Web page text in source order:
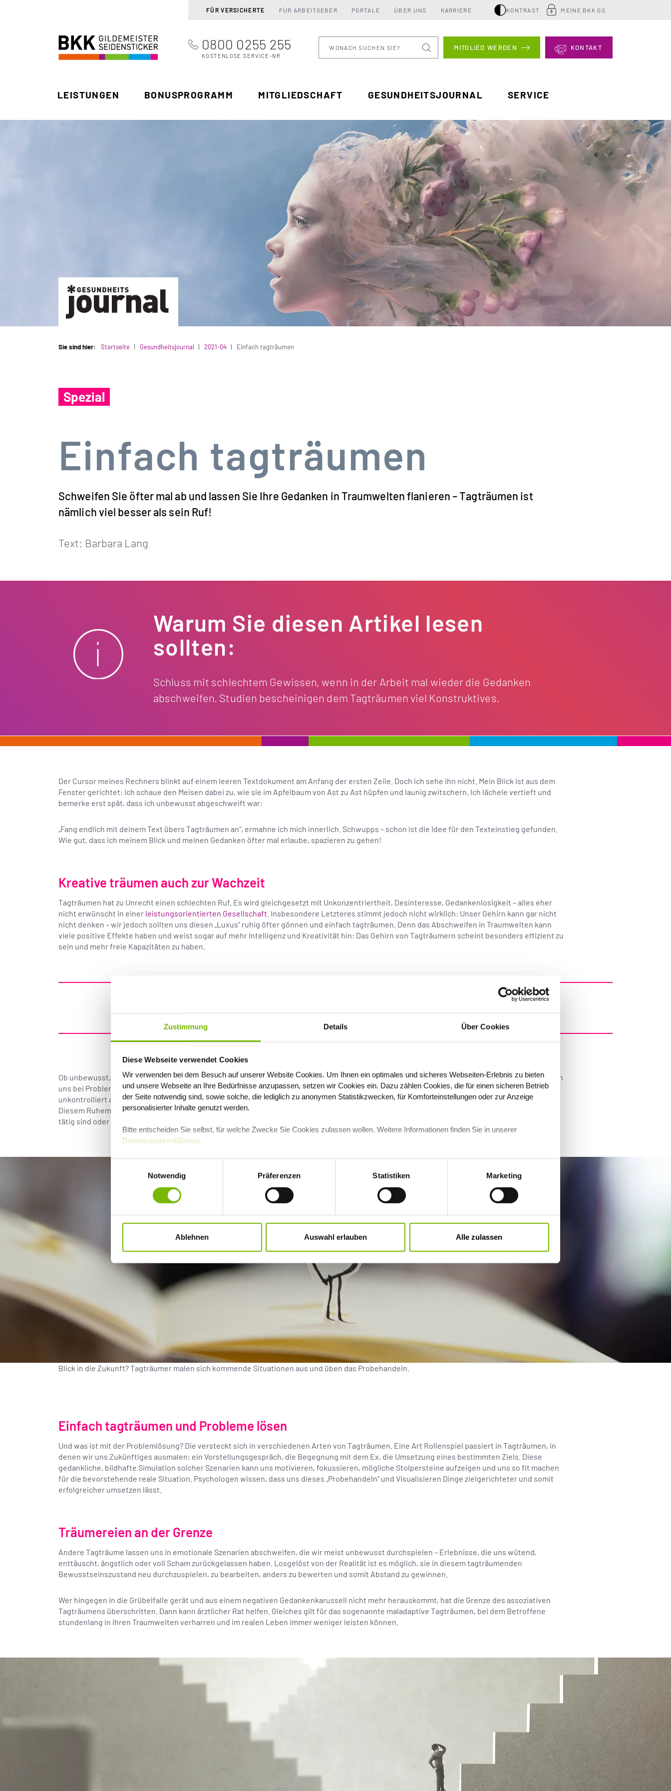
Zustimmung Details Über Cookies
Diese Webseite verwendet Cookies
Wir verwenden bei dem Besuch auf unserer Website Cookies. Um Ihnen ein optimales und sicheres Webseiten-Erlebnis zu bieten
und unsere Webseite an Ihre Bedürfnisse anzupassen, setzen wir Cookies ein. Dazu zählen Cookies, die für einen sicheren Betrieb
der Seite notwendig sind, sowie solche, die lediglich zu anonymen Statistikzwecken, für Komforteinstellungen oder zur Anzeige
personalisierter Inhalte genutzt werden.
Bitte entscheiden Sie selbst, für welche Zwecke Sie Cookies zulassen wollen. Weitere Informationen finden Sie in unserer
Datenschutzerklärung.
Notwendig
Präferenzen Statistiken Marketing
Ablehnen Auswahl erlauben Alle zulassen
FÜR VERSICHERTE FÜR ARBEITGEBER PORTALE ÜBER UNS KARRIERE KONTRAST MEINE BKK GS
BKK Gildemeister
Seidensticker
0800 0255 255
KOSTENLOSE SERVICE-NR.
Suchen MITGLIED WERDEN KONTAKT
LEISTUNGEN BONUSPROGRAMM MITGLIEDSCHAFT GESUNDHEITSJOURNAL SERVICE
Sie sind hier: Startseite Gesundheitsjournal 2021-04 Einfach tagträumen
Spezial
Einfach tagträumen
Schweifen Sie öfter mal ab und lassen Sie Ihre Gedanken in Traumwelten flanieren – Tagträumen ist
nämlich viel besser als sein Ruf!
Text: Barbara Lang
Warum Sie diesen Artikel lesen
sollten:
Schluss mit schlechtem Gewissen, wenn in der Arbeit mal wieder die Gedanken
abschweifen. Studien bescheinigen dem Tagträumen viel Konstruktives.
Der Cursor meines Rechners blinkt auf einem leeren Textdokument am Anfang der ersten Zeile. Doch ich sehe ihn nicht. Mein Blick ist aus dem
Fenster gerichtet: Ich schaue den Meisen dabei zu, wie sie im Apfelbaum von Ast zu Ast hüpfen und launig zwitschern. Ich lächele vertieft und
bemerke erst spät, dass ich unbewusst abgeschweift war:
„Fang endlich mit deinem Text übers Tagträumen an“, ermahne ich mich innerlich. Schwupps – schon ist die Idee für den Texteinstieg gefunden.
Wie gut, dass ich meinem Blick und meinen Gedanken öfter mal erlaube, spazieren zu gehen!
Kreative träumen auch zur Wachzeit
Tagträumen hat zu Unrecht einen schlechten Ruf. Es wird gleichgesetzt mit Unkonzentriertheit, Desinteresse, Gedankenlosigkeit – alles eher
nicht erwünscht in einer leistungsorientierten Gesellschaft . Insbesondere Letzteres stimmt jedoch nicht wirklich: Unser Gehirn kann gar nicht
nicht denken – wir jedoch sollten uns diesen „Luxus“ ruhig öfter gönnen und einfach tagträumen. Denn das Abschweifen in Traumwelten kann
viele positive Effekte haben und weist sogar auf mehr Intelligenz und Kreativität hin: Das Gehirn von Tagträumern scheint besonders effizient zu
sein und mehr freie Kapazitäten zu haben.
„Entspanne dich. Lass das Steuer los. Trudle durch die Welt. Sie ist so schön.“
Ob unbewusst, wie bei mir gerade eben, oder in einer bewussten Träumerei, zum Beispiel vom heiß ersehnten eigenen Café – Tagträume können
uns bei Problemlösungen helfen, unsere Kreativität steigern und auch unsere Empathie. Denn während unsere Gedanken in der Wachzeit
unkontrolliert auf Wanderschaft gehen, aktivieren sie in unserem vermeintlich unbeschäftigten Gehirn das sogenannte default mode network.
Diesem Ruhemodusnetzwerk gehören vier spezielle Hirnareale des Kortexbereichs an, die auch „anspringen“, wenn wir kreativ und fantasievoll
tätig sind oder uns in andere hineinfühlen.
Blick in die Zukunft? Tagträumer malen sich kommende Situationen aus und üben das Probehandeln.
Einfach tagträumen und Probleme lösen
Und was ist mit der Problemlösung? Die versteckt sich in verschiedenen Arten von Tagträumen. Eine Art Rollenspiel passiert in Tagträumen, in
denen wir uns Zukünftiges ausmalen: ein Vorstellungsgespräch, die Begegnung mit dem Ex, die Umsetzung eines bestimmten Ziels. Diese
gedankliche, bildhafte Simulation solcher Szenarien kann uns motivieren, fokussieren, mögliche Stolpersteine aufzeigen und uns so fit machen
für die bevorstehende reale Situation. Psychologen wissen, dass uns dieses „Probehandeln“ und Visualisieren Dinge zielgerichteter und somit
erfolgreicher umsetzen lässt.
Träumereien an der Grenze
Andere Tagträume lassen uns in emotionale Szenarien abschweifen, die wir meist unbewusst durchspielen – Erlebnisse, die uns wütend,
enttäuscht, ängstlich oder voll Scham zurückgelassen haben. Losgelöst von der Realität ist es möglich, sie in diesem tagträumenden
Bewusstseinszustand neu durchzuspielen, zu bearbeiten, anders zu bewerten und somit Abstand zu gewinnen.
Wer hingegen in die Grübelfalle gerät und aus einem negativen Gedankenkarussell nicht mehr herauskommt, hat die Grenze des assoziativen
Tagträumens überschritten. Dann kann ärztlicher Rat helfen. Gleiches gilt für das sogenannte maladaptive Tagträumen, bei dem Betroffene
stundenlang in ihren Traumwelten verharren und im realen Leben immer weniger leisten können.